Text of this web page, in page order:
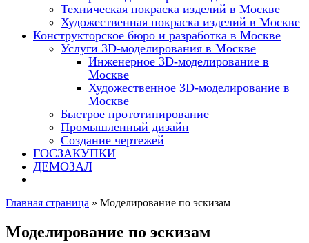
Техническая покраска изделий в Москве
Художественная покраска изделий в Москве
Конструкторское бюро и разработка в Москве
Услуги 3D-моделирования в Москве
Инженерное 3D-моделирование в
Москве
Художественное 3D-моделирование в
Москве
Быстрое прототипирование
Промышленный дизайн
Создание чертежей
ГОСЗАКУПКИ
ДЕМОЗАЛ
Главная страница » Моделирование по эскизам
Моделирование по эскизам